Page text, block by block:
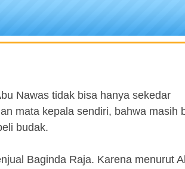
Nawas tidak bisa hanya sekedar
mata kepala sendiri, bahwa masih
budak.
Baginda Raja. Karena menurut